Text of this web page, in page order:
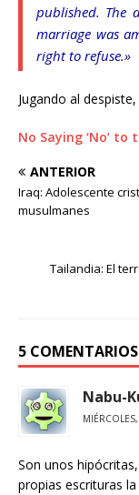
published. The
marriage was
right to refuse.»
Jugando al
No Saying ‘No’ to
ANTERIOR
Iraq: Adolescente
musulmanes
Tailandia: El
5 COMENTARIOS
Nabu-
Son unos
propias escrituras